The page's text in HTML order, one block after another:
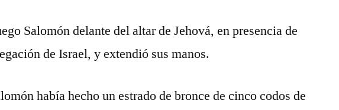
Salomón delante del altar de Jehová, en presencia de
de Israel, y extendió sus manos.
había hecho un estrado de bronce de cinco codos de